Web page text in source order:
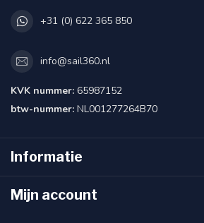
+31 (0) 622 365 850
info@sail360.nl
KVK nummer: 65987152
btw-nummer: NL001277264B70
Informatie
Mijn account